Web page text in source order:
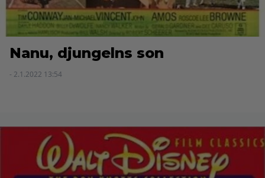
Nanu, djungelns son
- 2.1.2022 13:54